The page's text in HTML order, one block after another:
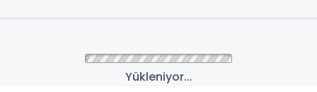
Yaşam